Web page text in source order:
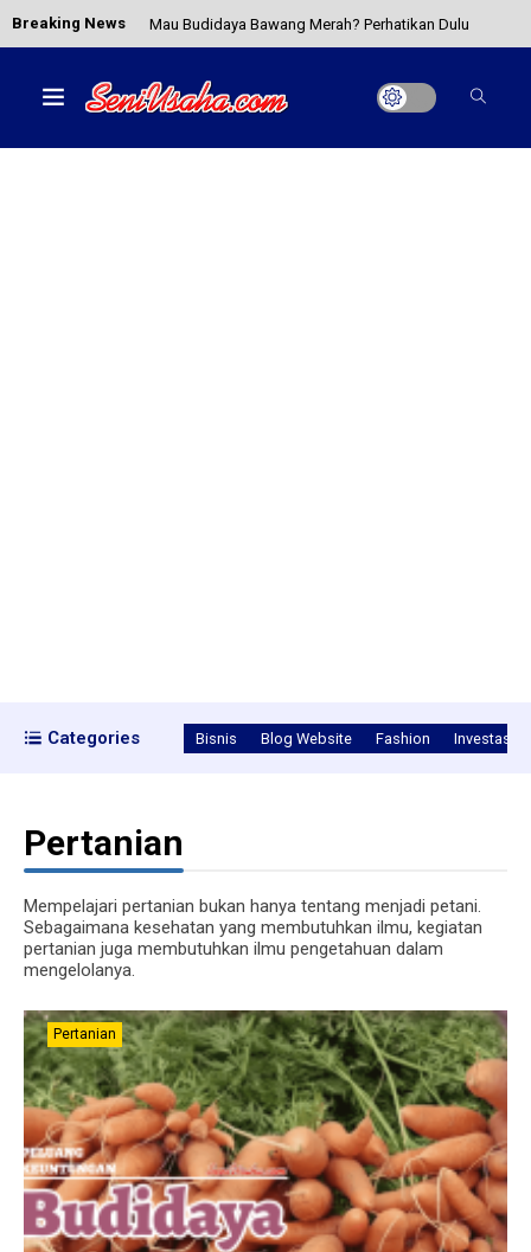
Breaking News Mau Budidaya Bawang Merah? Perhatikan Dulu
Usaha Untuk Ibu Rumah Tangga yang Menjanjikan
Categories Bisnis Blog Website Fashion Investasi
Pertanian
Mempelajari pertanian bukan hanya tentang menjadi petani.
Sebagaimana kesehatan yang membutuhkan ilmu, kegiatan
pertanian juga membutuhkan ilmu pengetahuan dalam
mengelolanya.
Pertanian